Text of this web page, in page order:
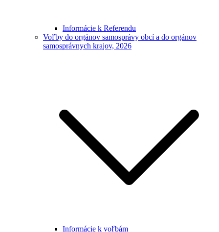
Informácie k Referendu
Voľby do orgánov samosprávy obcí a do orgánov
samosprávnych krajov, 2026
Informácie k voľbám